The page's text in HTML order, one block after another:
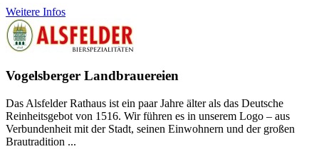
Weitere Infos
Vogelsberger Landbrauereien
Das Alsfelder Rathaus ist ein paar Jahre älter als das Deutsche
Reinheitsgebot von 1516. Wir führen es in unserem Logo – aus
Verbundenheit mit der Stadt, seinen Einwohnern und der großen
Brautradition ...